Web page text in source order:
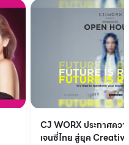
CJ WORX ประกาศคว
เจนซี่ไทย สู่ยุค